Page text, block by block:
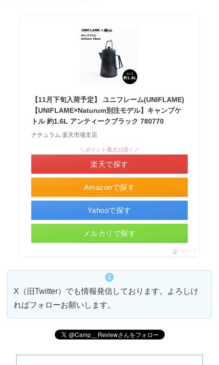
【11月下旬入荷予定】 ユニフレーム(UNIFLAME)
【UNIFLAME×Naturum別注モデル】キャンプケ
トル 約1.6L アンティークブラック 780770
ナチュラム 楽天市場支店
Amazonで探す
＼ポイント最大11倍！／
楽天で探す
Yahooで探す
メルカリで探す
ポチップ
X（旧Twitter）でも情報発信しております。よろしけ
ればフォローお願いします。